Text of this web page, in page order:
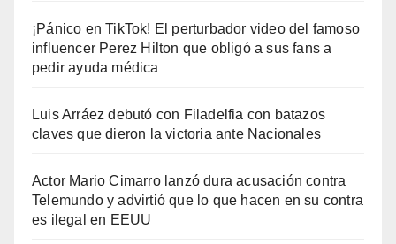
¡Pánico en TikTok! El perturbador video del famoso
influencer Perez Hilton que obligó a sus fans a
pedir ayuda médica
Luis Arráez debutó con Filadelfia con batazos
claves que dieron la victoria ante Nacionales
Actor Mario Cimarro lanzó dura acusación contra
Telemundo y advirtió que lo que hacen en su contra
es ilegal en EEUU